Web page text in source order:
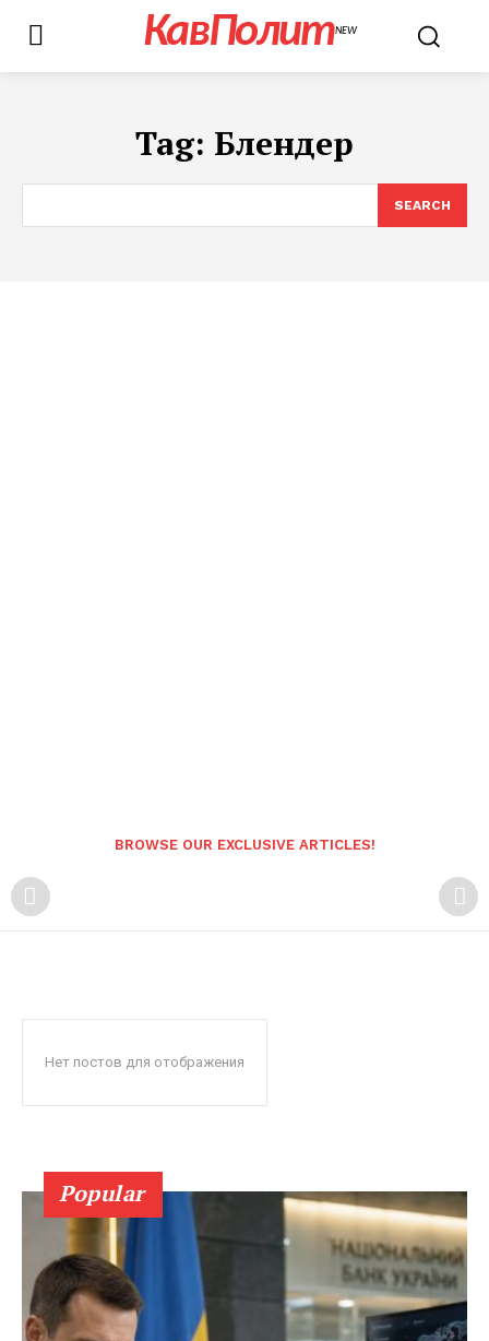
КавПолитNEW
Tag: Блендер
SEARCH
BROWSE OUR EXCLUSIVE ARTICLES!
Нет постов для отображения
Popular